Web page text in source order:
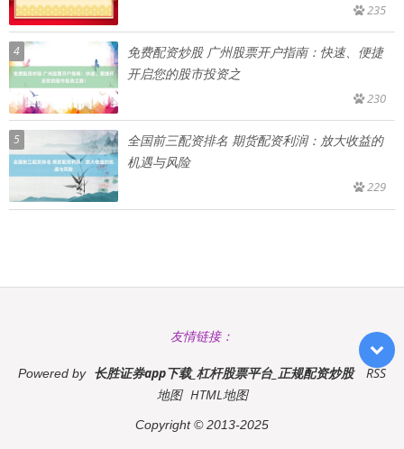
235
4
免费配资炒股 广州股票开户指南：快速、便捷
开启您的股市投资之
230
5
全国前三配资排名 期货配资利润：放大收益的
机遇与风险
229
友情链接：
Powered by 长胜证券app下载_杠杆股票平台_正规配资炒股
RSS
地图 HTML地图
Copyright© 2013-2025